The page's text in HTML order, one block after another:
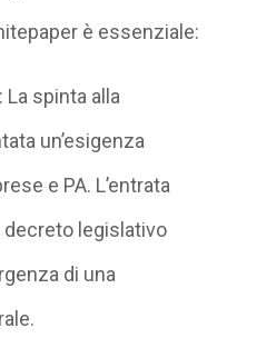
è essenziale:
: La spinta alla
un’esigenza
e PA. L’entrata
decreto legislativo
di una